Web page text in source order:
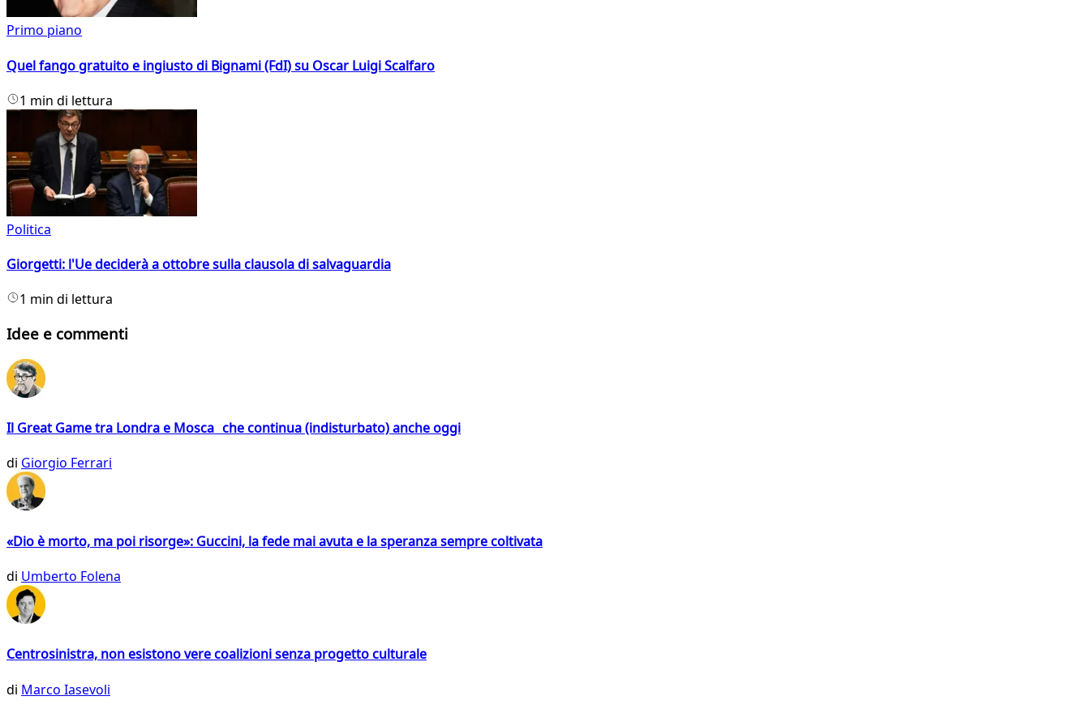
Primo piano
Quel fango gratuito e ingiusto di Bignami (FdI) su Oscar Luigi Scalfaro
1 min di lettura
Politica
Giorgetti: l'Ue deciderà a ottobre sulla clausola di salvaguardia
1 min di lettura
Idee e commenti
Il Great Game tra Londra e Mosca che continua (indisturbato) anche oggi
di Giorgio Ferrari
«Dio è morto, ma poi risorge»: Guccini, la fede mai avuta e la speranza sempre coltivata
di Umberto Folena
Centrosinistra, non esistono vere coalizioni senza progetto culturale
di Marco Iasevoli